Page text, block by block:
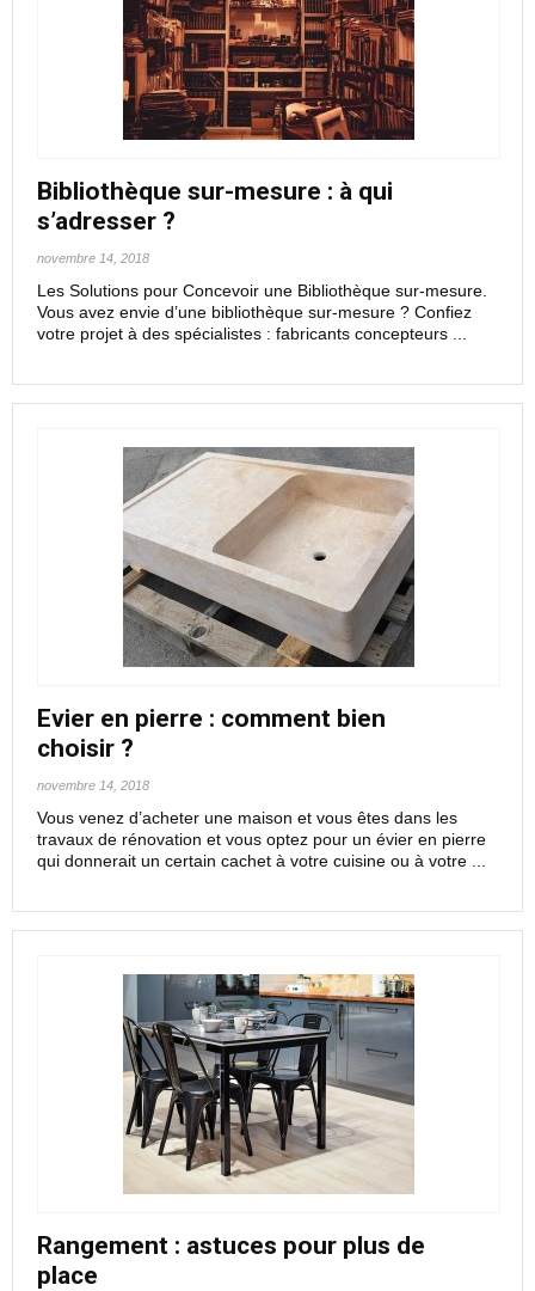
Bibliothèque sur-mesure : à qui
s’adresser ?
novembre 14, 2018
Les Solutions pour Concevoir une Bibliothèque sur-mesure.
Vous avez envie d’une bibliothèque sur-mesure ? Confiez
votre projet à des spécialistes : fabricants concepteurs ...
Evier en pierre : comment bien
choisir ?
novembre 14, 2018
Vous venez d’acheter une maison et vous êtes dans les
travaux de rénovation et vous optez pour un évier en pierre
qui donnerait un certain cachet à votre cuisine ou à votre ...
Rangement : astuces pour plus de
place